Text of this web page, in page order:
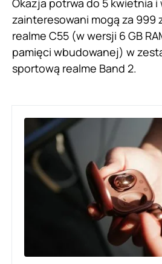
Okazja potrwa do 5 kwietnia i
zainteresowani mogą za 999
realme C55 (w wersji 6 GB
pamięci wbudowanej) w
sportową realme Band 2.